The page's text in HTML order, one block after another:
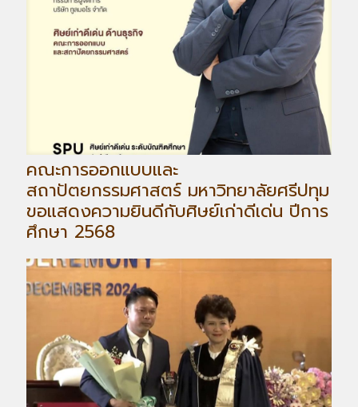
คณะการออกแบบและ
สถาปัตยกรรมศาสตร์ มหาวิทยาลัยศรีปทุม
ขอแสดงความยินดีกับศิษย์เก่าดีเด่น ปีการ
ศึกษา 2568